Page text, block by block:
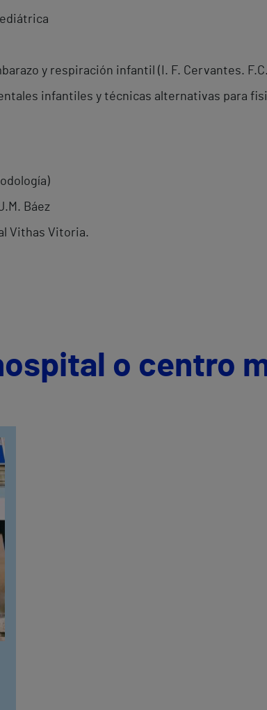
y respiración infantil (I. F. Cervantes. F.C.
infantiles y técnicas alternativas para
Báez
Vithas Vitoria.
o centro